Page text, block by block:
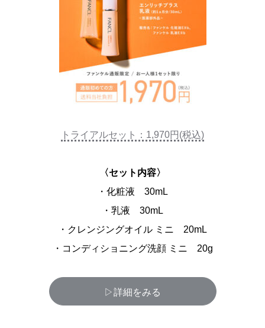
トライアルセット：1,970円(税込)
〈セット内容〉
・化粧液 30mL
・乳液 30mL
・クレンジングオイル ミニ 20mL
・コンディショニング洗顔 ミニ 20g
▷詳細をみる